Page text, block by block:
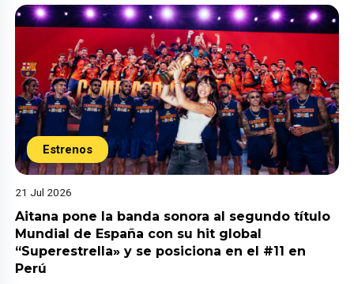
Estrenos
21 Jul 2026
Aitana pone la banda sonora al segundo título
Mundial de España con su hit global
“Superestrella» y se posiciona en el #11 en
Perú